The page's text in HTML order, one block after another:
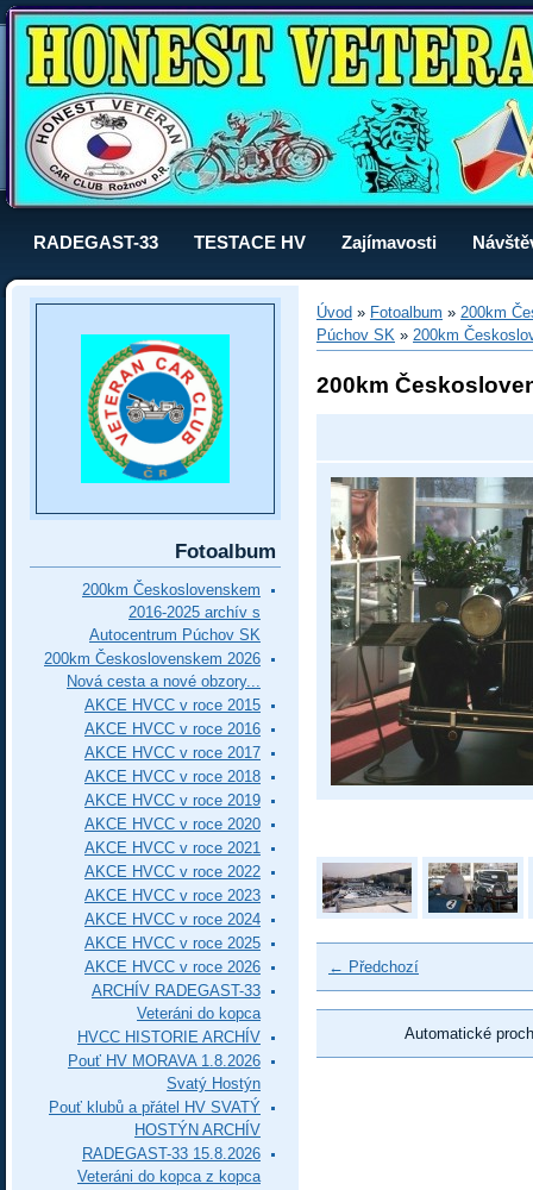
RADEGAST-33 TESTACE HV Zajímavosti
Úvod » Fotoalbum » 200km
Púchov SK » 200km
200km
← Předchozí
Automatické
Fotoalbum
200km Československem
2016-2025 archív s
Autocentrum Púchov SK
200km Československem 2026
Nová cesta a nové obzory...
AKCE HVCC v roce 2015
AKCE HVCC v roce 2016
AKCE HVCC v roce 2017
AKCE HVCC v roce 2018
AKCE HVCC v roce 2019
AKCE HVCC v roce 2020
AKCE HVCC v roce 2021
AKCE HVCC v roce 2022
AKCE HVCC v roce 2023
AKCE HVCC v roce 2024
AKCE HVCC v roce 2025
AKCE HVCC v roce 2026
ARCHÍV RADEGAST-33
Veteráni do kopca
HVCC HISTORIE ARCHÍV
Pouť HV MORAVA 1.8.2026
Svatý Hostýn
Pouť klubů a přátel HV SVATÝ
HOSTÝN ARCHÍV
RADEGAST-33 15.8.2026
Veteráni do kopca z kopca